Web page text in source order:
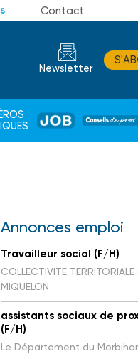
Contact
Newsletter
JOB
DE
Annonces emploi
Travailleur social (F/H)
COLLECTIVITE TERRITORIALE
MIQUELON
assistants sociaux de
(F/H)
Le Département du